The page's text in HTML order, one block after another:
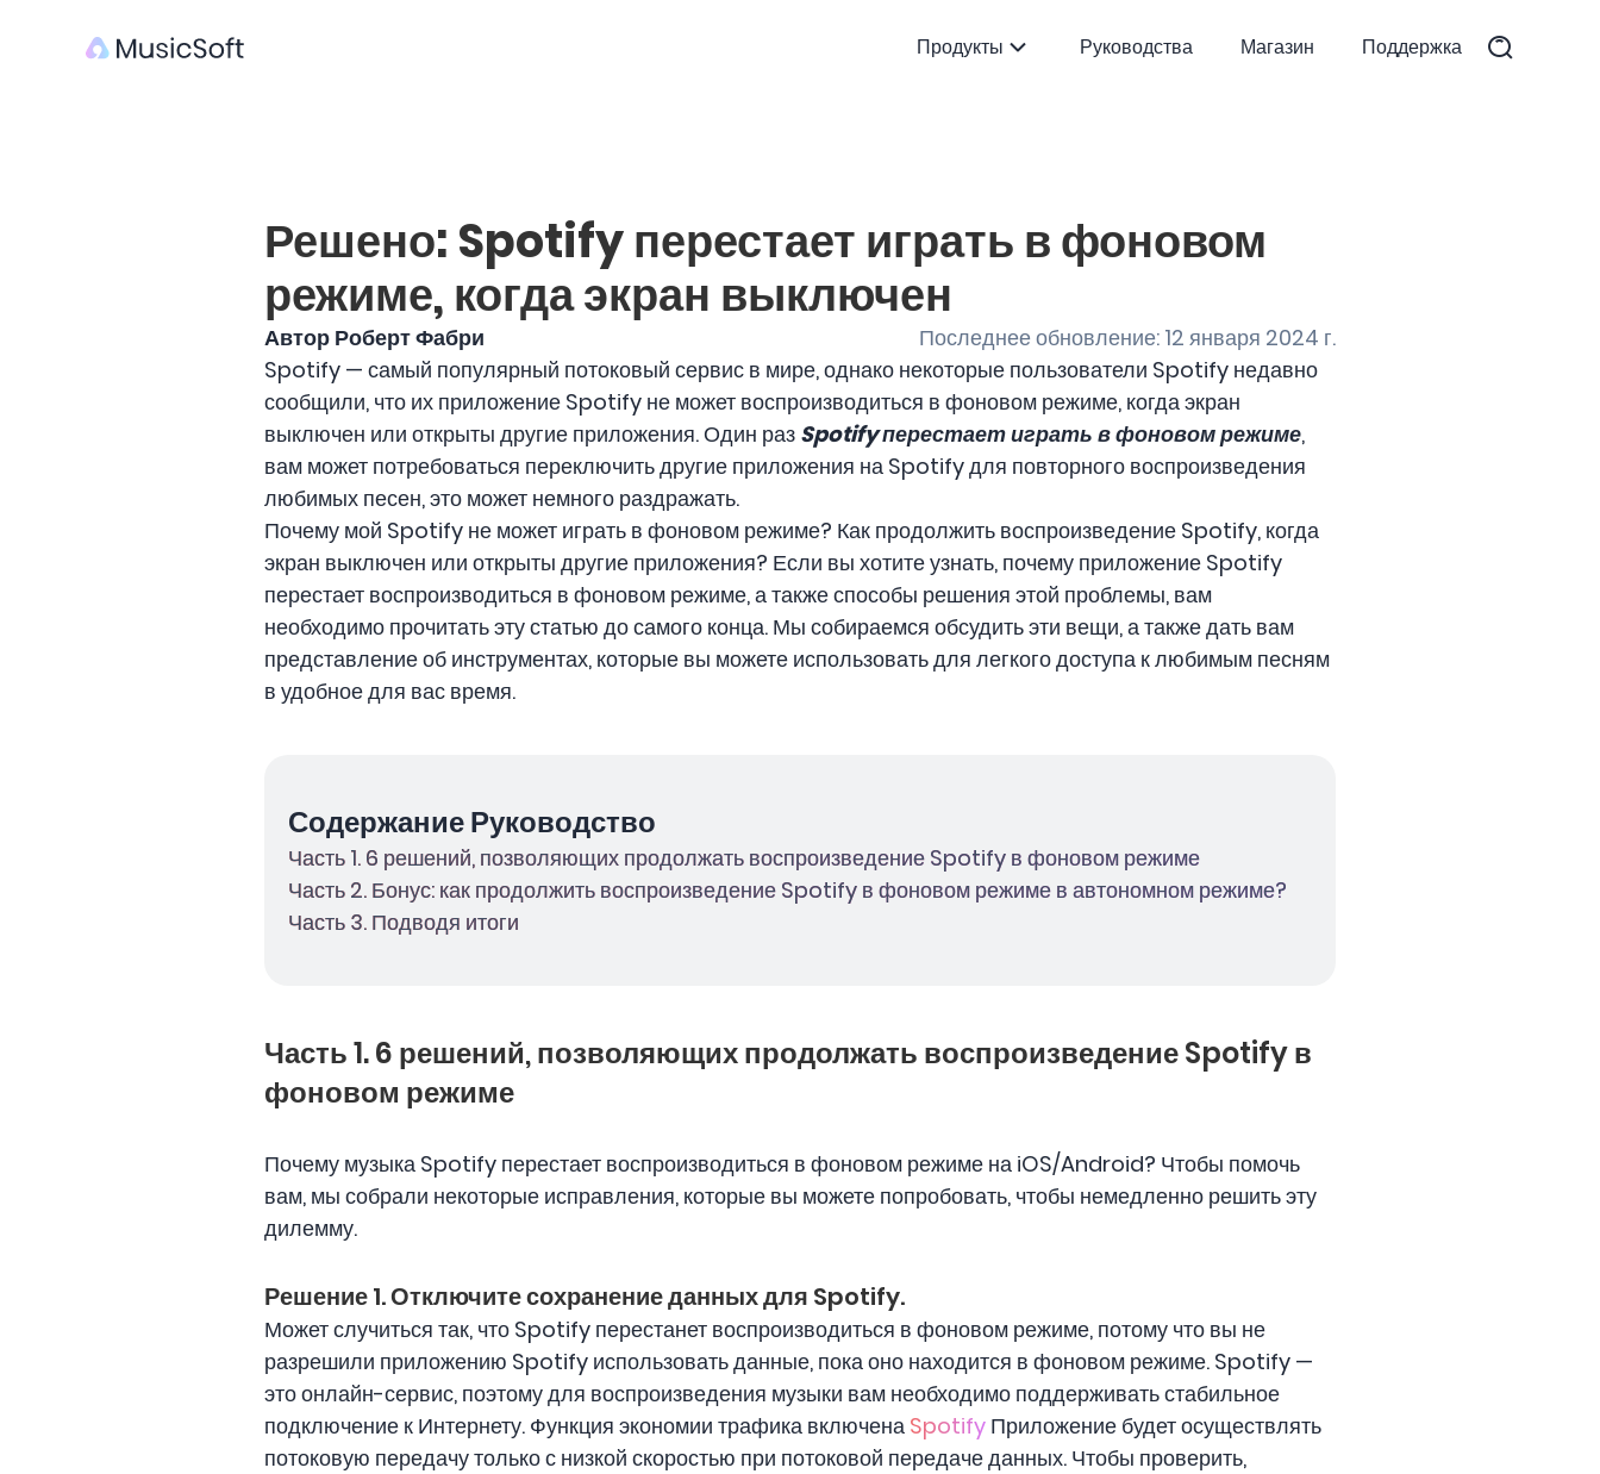
Продукты Руководства Магазин Поддержка
Решено: Spotify перестает играть в фоновом
режиме, когда экран выключен
Автор Роберт Фабри
Последнее обновление: 12 января 2024 г.
Spotify — самый популярный потоковый сервис в мире, однако некоторые пользователи Spotify недавно
сообщили, что их приложение Spotify не может воспроизводиться в фоновом режиме, когда экран
выключен или открыты другие приложения. Один раз Spotify перестает играть в фоновом режиме,
вам может потребоваться переключить другие приложения на Spotify для повторного воспроизведения
любимых песен, это может немного раздражать.
Почему мой Spotify не может играть в фоновом режиме? Как продолжить воспроизведение Spotify, когда
экран выключен или открыты другие приложения? Если вы хотите узнать, почему приложение Spotify
перестает воспроизводиться в фоновом режиме, а также способы решения этой проблемы, вам
необходимо прочитать эту статью до самого конца. Мы собираемся обсудить эти вещи, а также дать вам
представление об инструментах, которые вы можете использовать для легкого доступа к любимым песням
в удобное для вас время.
Содержание Руководство
Часть 1. 6 решений, позволяющих продолжать воспроизведение Spotify в фоновом режиме
Часть 2. Бонус: как продолжить воспроизведение Spotify в фоновом режиме в автономном режиме?
Часть 3. Подводя итоги
Часть 1. 6 решений, позволяющих продолжать воспроизведение Spotify в
фоновом режиме
Почему музыка Spotify перестает воспроизводиться в фоновом режиме на iOS/Android? Чтобы помочь
вам, мы собрали некоторые исправления, которые вы можете попробовать, чтобы немедленно решить эту
дилемму.
Решение 1. Отключите сохранение данных для Spotify.
Может случиться так, что Spotify перестанет воспроизводиться в фоновом режиме, потому что вы не
разрешили приложению Spotify использовать данные, пока оно находится в фоновом режиме. Spotify —
это онлайн-сервис, поэтому для воспроизведения музыки вам необходимо поддерживать стабильное
подключение к Интернету. Функция экономии трафика включена Spotify Приложение будет осуществлять
потоковую передачу только с низкой скоростью при потоковой передаче данных. Чтобы проверить,